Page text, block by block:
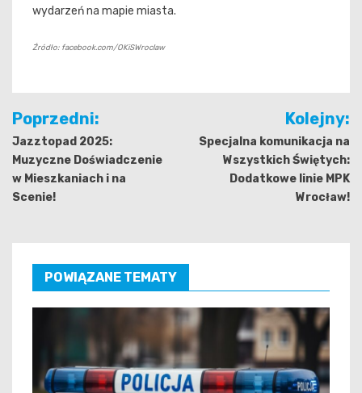
wydarzeń na mapie miasta.
Źródło: facebook.com/OKiSWroclaw
Nawigacja
wpisu
Poprzedni:
Jazztopad 2025:
Muzyczne Doświadczenie
w Mieszkaniach i na
Scenie!
Kolejny:
Specjalna komunikacja na
Wszystkich Świętych:
Dodatkowe linie MPK
Wrocław!
POWIĄZANE TEMATY